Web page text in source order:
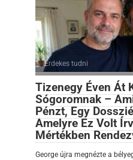
Érdekes tudni
Tizenegy Éven Át
Sógoromnak –
Pénzt, Egy
Amelyre Ez Volt
Mértékben
George újra megnézte a